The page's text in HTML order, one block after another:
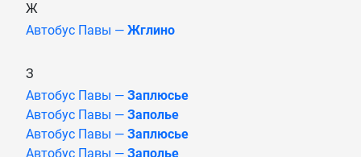
Ж
Автобус Павы — Жглино
З
Автобус Павы — Заплюсье
Автобус Павы — Заполье
Автобус Павы — Заплюсье
Автобус Павы — Заполье